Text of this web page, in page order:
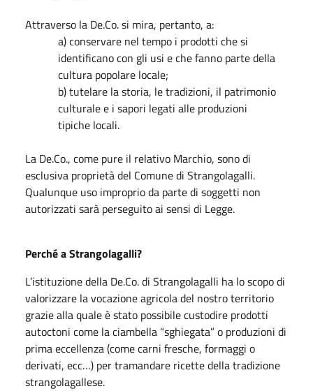
Attraverso la De.Co. si mira, pertanto, a:
a) conservare nel tempo i prodotti che si
identificano con gli usi e che fanno parte della
cultura popolare locale;
b) tutelare la storia, le tradizioni, il patrimonio
culturale e i sapori legati alle produzioni
tipiche locali.
La De.Co., come pure il relativo Marchio, sono di
esclusiva proprietà del Comune di Strangolagalli.
Qualunque uso improprio da parte di soggetti non
autorizzati sarà perseguito ai sensi di Legge.
Perché a Strangolagalli?
L’istituzione della De.Co. di Strangolagalli ha lo scopo di
valorizzare la vocazione agricola del nostro territorio
grazie alla quale è stato possibile custodire prodotti
autoctoni come la ciambella “sghiegata” o produzioni di
prima eccellenza (come carni fresche, formaggi o
derivati, ecc…) per tramandare ricette della tradizione
strangolagallese.